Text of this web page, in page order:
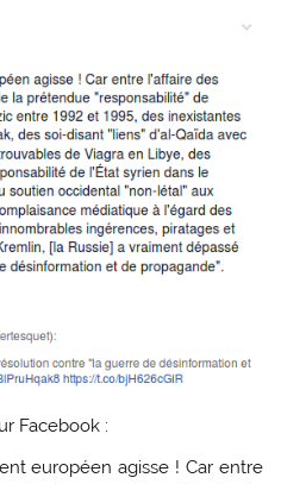
Facebook :
européen agisse ! Car entre